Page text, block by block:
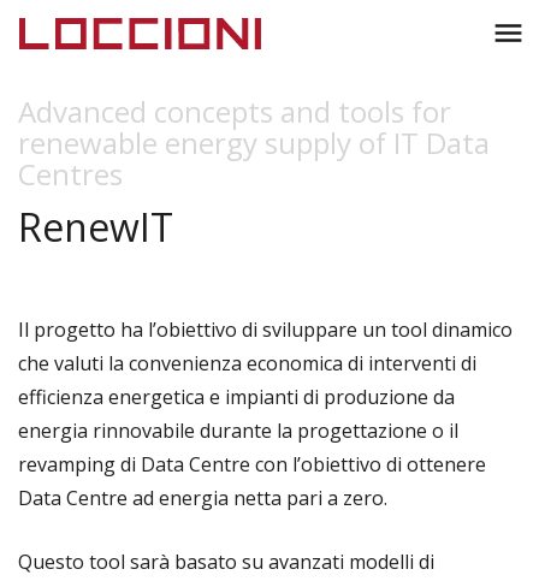
menu
Advanced concepts and tools for
renewable energy supply of IT Data
Centres
RenewIT
Il progetto ha l’obiettivo di sviluppare un tool dinamico
che valuti la convenienza economica di interventi di
efficienza energetica e impianti di produzione da
energia rinnovabile durante la progettazione o il
revamping di Data Centre con l’obiettivo di ottenere
Data Centre ad energia netta pari a zero.
Questo tool sarà basato su avanzati modelli di